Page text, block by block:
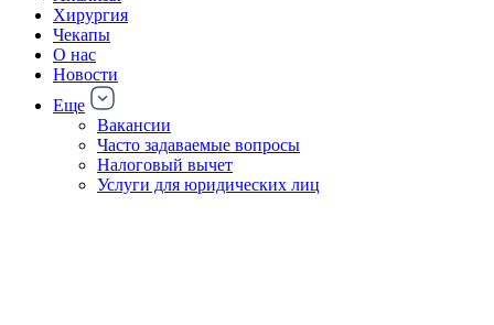
Хирургия
Чекапы
О нас
Новости
Еще
Вакансии
Часто задаваемые вопросы
Налоговый вычет
Услуги для юридических лиц